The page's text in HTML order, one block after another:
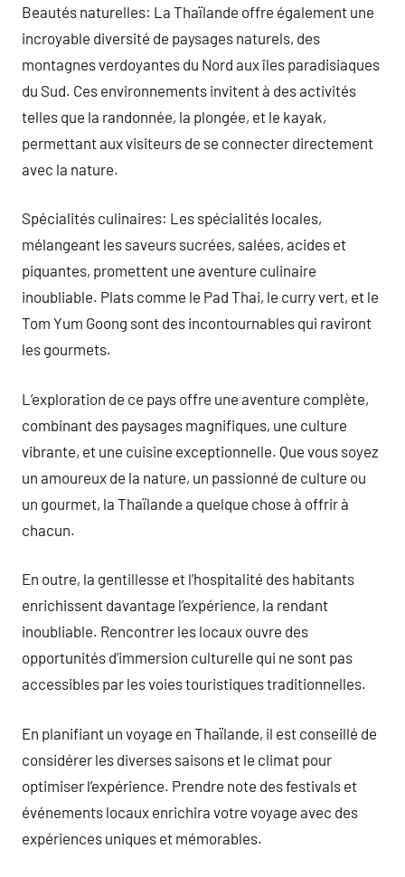
Beautés naturelles: La Thaïlande offre également une
incroyable diversité de paysages naturels, des
montagnes verdoyantes du Nord aux îles paradisiaques
du Sud. Ces environnements invitent à des activités
telles que la randonnée, la plongée, et le kayak,
permettant aux visiteurs de se connecter directement
avec la nature.
Spécialités culinaires: Les spécialités locales,
mélangeant les saveurs sucrées, salées, acides et
piquantes, promettent une aventure culinaire
inoubliable. Plats comme le Pad Thai, le curry vert, et le
Tom Yum Goong sont des incontournables qui raviront
les gourmets.
L’exploration de ce pays offre une aventure complète,
combinant des paysages magnifiques, une culture
vibrante, et une cuisine exceptionnelle. Que vous soyez
un amoureux de la nature, un passionné de culture ou
un gourmet, la Thaïlande a quelque chose à offrir à
chacun.
En outre, la gentillesse et l’hospitalité des habitants
enrichissent davantage l’expérience, la rendant
inoubliable. Rencontrer les locaux ouvre des
opportunités d’immersion culturelle qui ne sont pas
accessibles par les voies touristiques traditionnelles.
En planifiant un voyage en Thaïlande, il est conseillé de
considérer les diverses saisons et le climat pour
optimiser l’expérience. Prendre note des festivals et
événements locaux enrichira votre voyage avec des
expériences uniques et mémorables.